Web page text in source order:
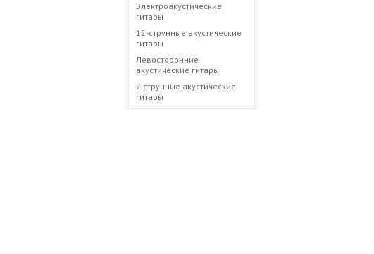
Электроакустические
гитары
12-струнные акустические
гитары
Левосторонние
акустические гитары
7-струнные акустические
гитары